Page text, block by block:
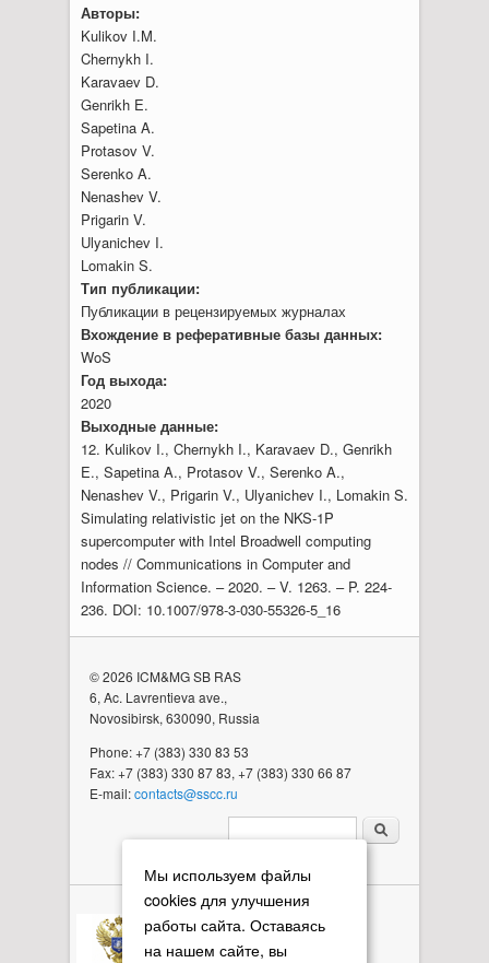
Авторы:
Kulikov I.M.
Chernykh I.
Karavaev D.
Genrikh E.
Sapetina A.
Protasov V.
Serenko A.
Nenashev V.
Prigarin V.
Ulyanichev I.
Lomakin S.
Тип публикации:
Публикации в рецензируемых журналах
Вхождение в реферативные базы данных:
WoS
Год выхода:
2020
Выходные данные:
12. Kulikov I., Chernykh I., Karavaev D., Genrikh
E., Sapetina A., Protasov V., Serenko A.,
Nenashev V., Prigarin V., Ulyanichev I., Lomakin S.
Simulating relativistic jet on the NKS-1P
supercomputer with Intel Broadwell computing
nodes // Communications in Computer and
Information Science. – 2020. – V. 1263. – P. 224-
236. DOI: 10.1007/978-3-030-55326-5_16
Мы используем файлы
cookies для улучшения
работы сайта. Оставаясь
на нашем сайте, вы
© 2026 ICM&MG SB RAS
6, Ac. Lavrentieva ave.,
Novosibirsk, 630090, Russia
Phone: +7 (383) 330 83 53
Fax: +7 (383) 330 87 83, +7 (383) 330 66 87
E-mail:contacts@sscc.ru
Search form